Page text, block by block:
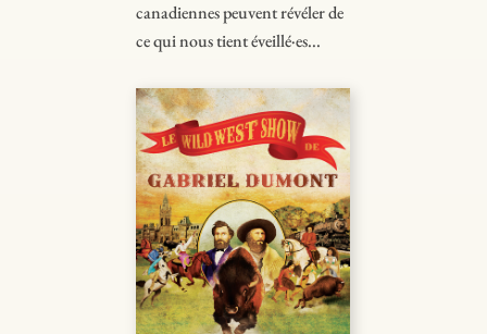
canadiennes peuvent révéler de
ce qui nous tient éveillé·es...